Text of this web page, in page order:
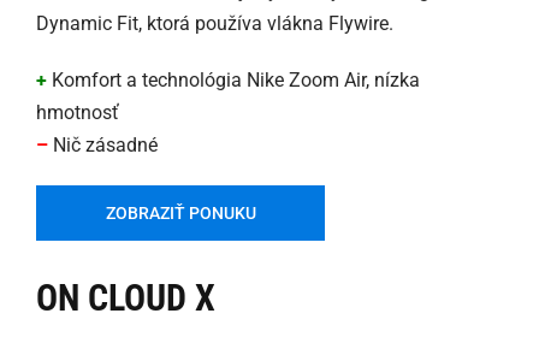
Dynamic Fit, ktorá používa vlákna Flywire.
+ Komfort a technológia Nike Zoom Air, nízka
hmotnosť
– Nič zásadné
ZOBRAZIŤ PONUKU
ON CLOUD X